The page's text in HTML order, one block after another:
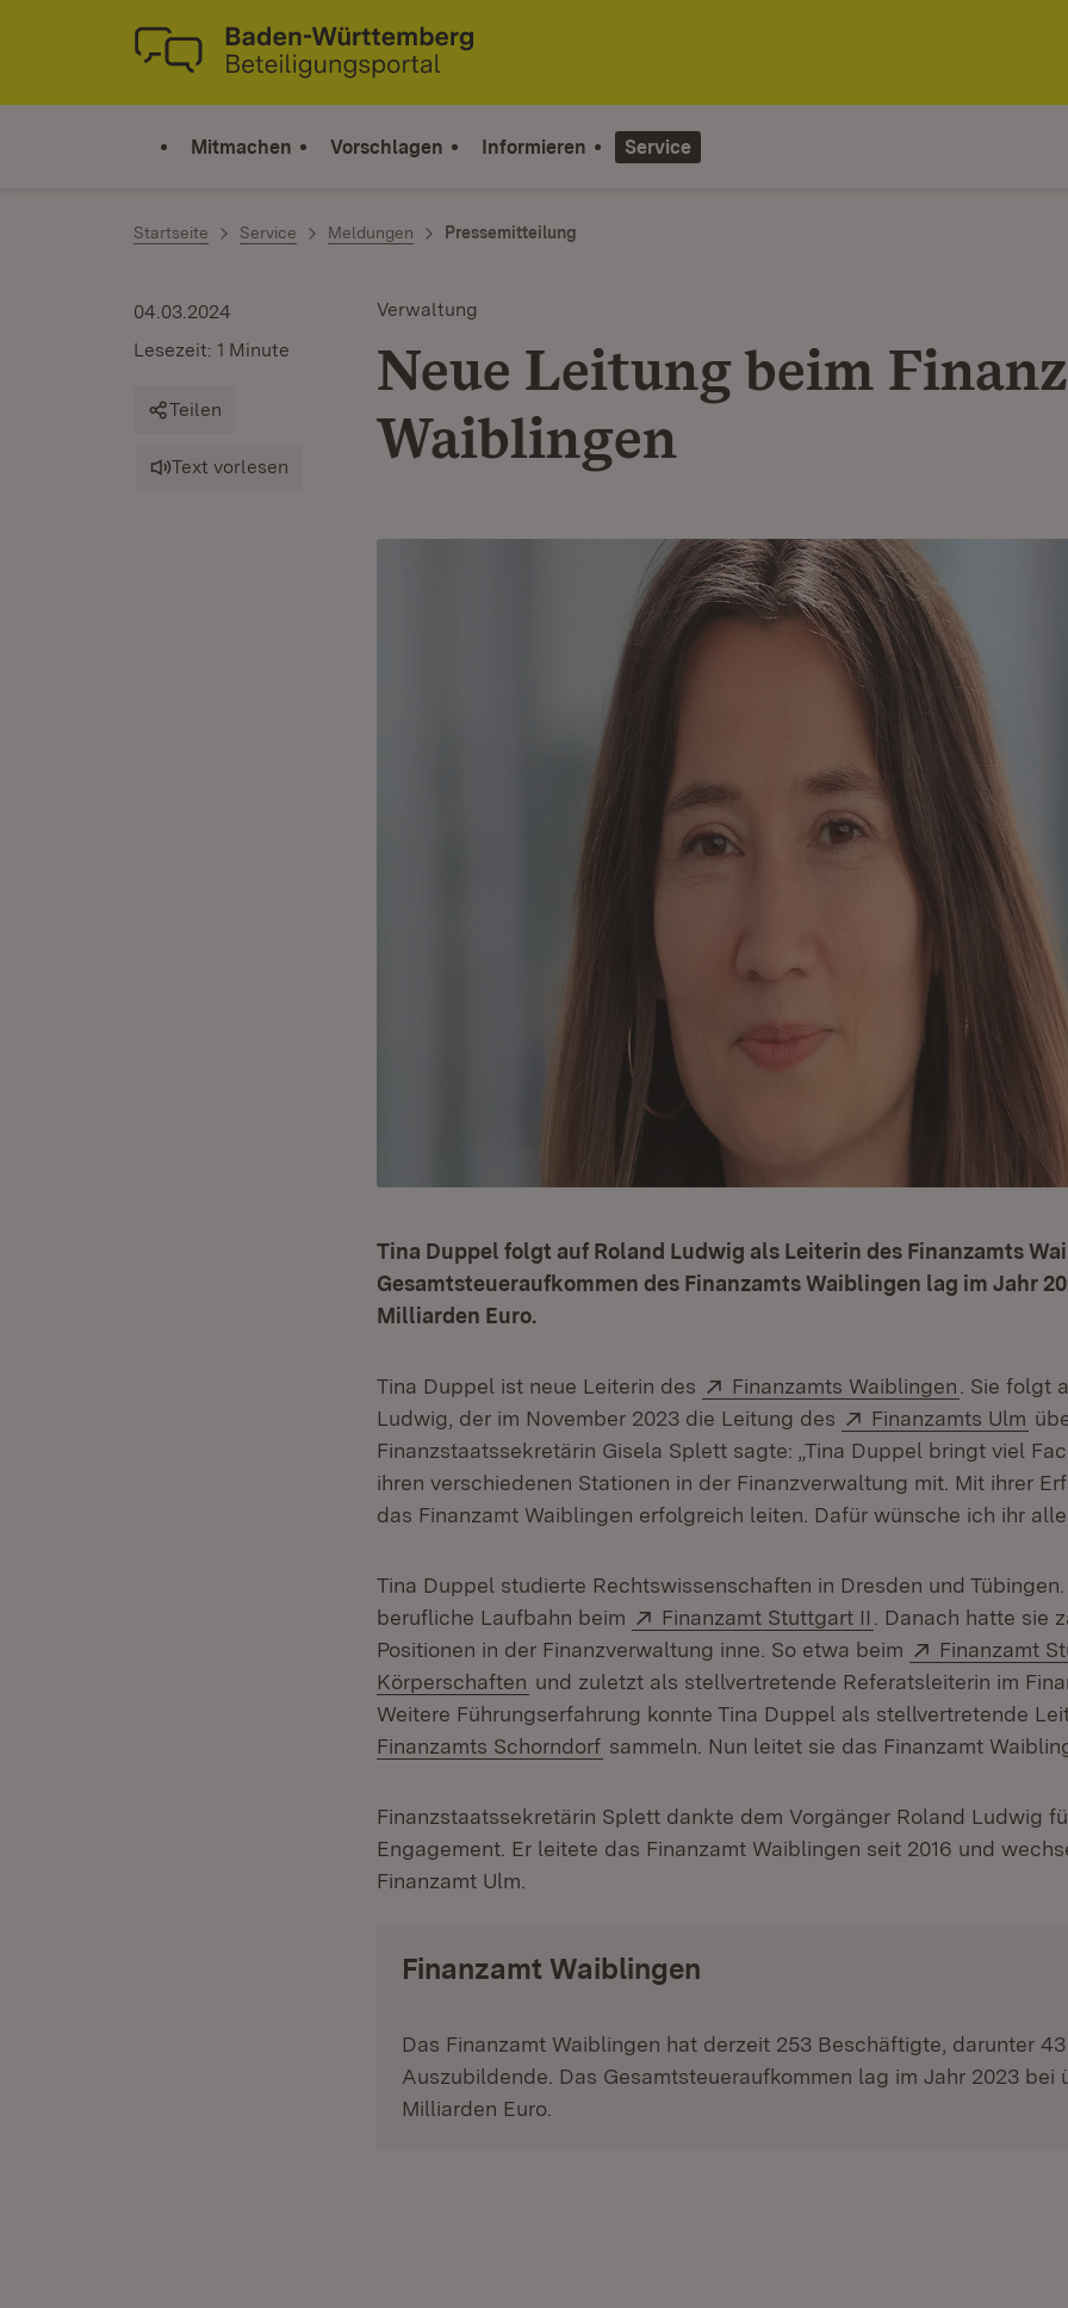
Zum Inhalt springen
Link zur Startseite
Mitmachen Vorschlagen Informieren Service
Startseite Service Meldungen Pressemitteilung
Verwaltung
Neue Leitung beim
Waiblingen
04.03.2024
Lesezeit: 1 Minute
Teilen
Text vorlesen
Tina Duppel folgt auf Roland Ludwig als Leiterin des Finanzamts
Gesamtsteueraufkommen des Finanzamts Waiblingen lag im Jahr
Milliarden Euro.
Tina Duppel ist neue Leiterin des Extern:
Finanzamts Waiblingen (Öffnet in
. Sie folgt
Ludwig, der im November 2023 die Leitung des
Extern:
Finanzamts Ulm
Finanzstaatssekretärin Gisela Splett sagte: „Tina Duppel bringt viel
ihren verschiedenen Stationen in der Finanzverwaltung mit. Mit ihrer
das Finanzamt Waiblingen erfolgreich leiten. Dafür wünsche ich ihr
Tina Duppel studierte Rechtswissenschaften in Dresden und
berufliche Laufbahn beim
Extern:
Finanzamt Stuttgart II (Öffnet in neuem
. Danach hatte sie
Positionen in der Finanzverwaltung inne. So etwa beim
Extern:
Finanzamt
Körperschaften (Öffnet in neuem Fenster)
und zuletzt als stellvertretende Referatsleiterin im
Weitere Führungserfahrung konnte Tina Duppel als stellvertretende
Finanzamts Schorndorf (Öffnet in neuem Fenster)
sammeln. Nun leitet sie das Finanzamt
Finanzstaatssekretärin Splett dankte dem Vorgänger Roland Ludwig
Engagement. Er leitete das Finanzamt Waiblingen seit 2016 und
Finanzamt Ulm.
Finanzamt Waiblingen
Das Finanzamt Waiblingen hat derzeit 253 Beschäftigte, darunter 43
Auszubildende. Das Gesamtsteueraufkommen lag im Jahr 2023 bei
Milliarden Euro.